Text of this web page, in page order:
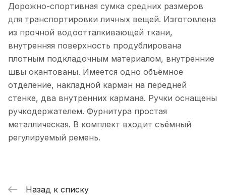
Дорожно-спортивная сумка средних размеров
для транспортировки личных вещей. Изготовлена
из прочной водоотталкивающей ткани,
внутренняя поверхность продублирована
плотным подкладочным материалом, внутренние
швы окантованы. Имеется одно объёмное
отделение, накладной карман на передней
стенке, два внутренних кармана. Ручки оснащены
ручкодержателем. Фурнитура простая
металлическая. В комплект входит съёмный
регулируемый ремень.
Назад к списку